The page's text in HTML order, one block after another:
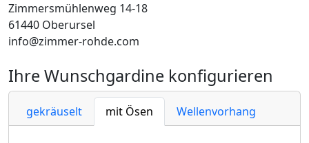
Zimmersmühlenweg 14-18
61440 Oberursel
info@zimmer-rohde.com
Ihre Wunschgardine konfigurieren
gekräuselt mit Ösen Wellenvorhang